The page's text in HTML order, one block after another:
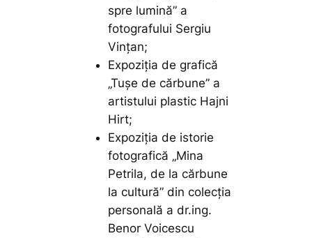
spre lumină” a
fotografului Sergiu
Vințan;
Expoziția de grafică
„Tușe de cărbune” a
artistului plastic Hajni
Hirt;
Expoziția de istorie
fotografică „Mina
Petrila, de la cărbune
la cultură” din colecția
personală a dr.ing.
Benor Voicescu